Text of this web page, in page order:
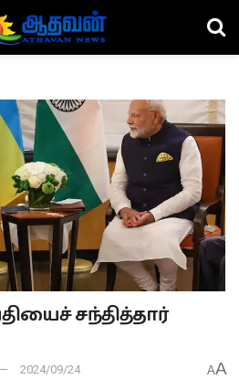
சந்தித்தார்
2024/09/24 AA